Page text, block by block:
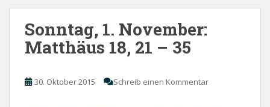
Sonntag, 1. November:
Matthäus 18, 21 – 35
30. Oktober 2015 Schreib einen Kommentar